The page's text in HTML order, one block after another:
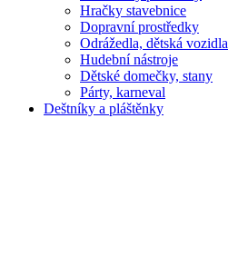
Hračky stavebnice
Dopravní prostředky
Odrážedla, dětská vozidla
Hudební nástroje
Dětské domečky, stany
Párty, karneval
Deštníky a pláštěnky